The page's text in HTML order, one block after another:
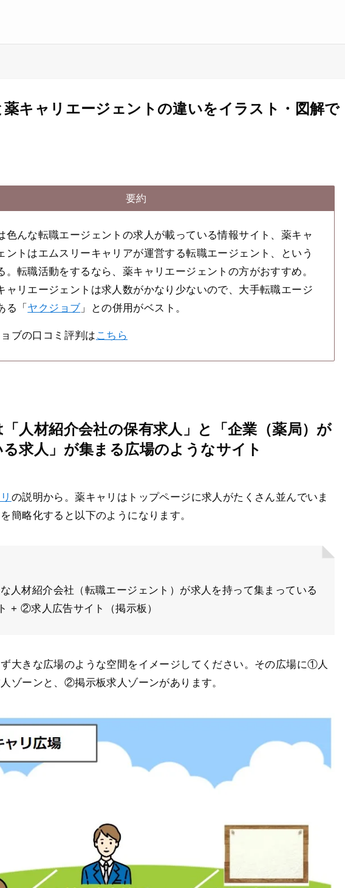
キャリエージェントの違いをイラスト・図解で
要約
色んな転職エージェントの求人が載っている情報サイト、薬キャ
ントはエムスリーキャリアが運営する転職エージェント、という
。転職活動をするなら、薬キャリエージェントの方がおすすめ。
ャリエージェントは求人数がかなり少ないので、大手転職エージ
る「 ヤクジョブ」との併用がベスト。
ブの口コミ評判は こちら
人材紹介会社の保有求人」と「企業（薬局）が
求人」が集まる広場のようなサイト
の説明から。薬キャリはトップページに求人がたくさん並んでいま
簡略化すると以下のようになります。
人材紹介会社（転職エージェント）が求人を持って集まっている
+ ②求人広告サイト（掲示板）
大きな広場のような空間をイメージしてください。その広場に①人
ゾーンと、②掲示板求人ゾーンがあります。